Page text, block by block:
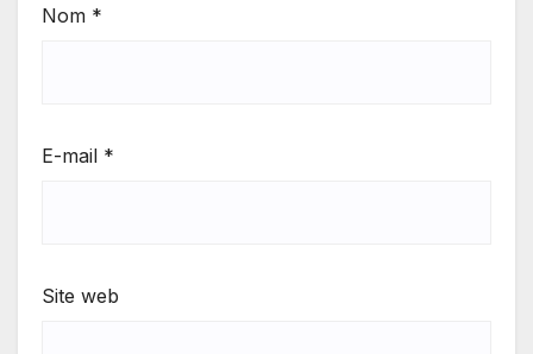
Nom *
E-mail *
Site web